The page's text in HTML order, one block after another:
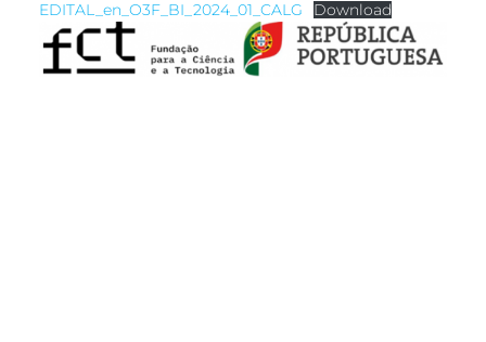
EDITAL_en_O3F_BI_2024_01_CALG
Download